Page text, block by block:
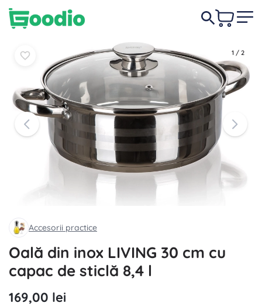
1 / 2
Accesorii practice
Oală din inox LIVING 30 cm cu
capac de sticlă 8,4 l
169,00 lei
169,00 lei În coșÎn coș